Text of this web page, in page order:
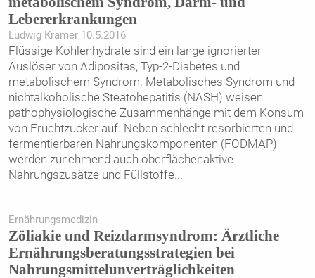
Lebererkrankungen
Ludwig Kramer 10.5.2016
Flüssige Kohlenhydrate sind ein lange ignorierter
Auslöser von Adipositas, Typ-2-Diabetes und
metabolischem Syndrom. Metabolisches Syndrom und
nichtalkoholische Steatohepatitis (NASH) weisen
pathophysio­logische Zusammenhänge mit dem Konsum
von Fruchtzucker auf. Neben schlecht resorbierten und
fermentierbaren Nahrungskomponenten (FODMAP)
werden zunehmend auch oberflächenaktive
Nahrungszusätze und Füllstoffe...
Ernährungsmedizin
Zöliakie und Reizdarmsyndrom: Ärztliche
Ernährungsberatungsstrategien bei
Nahrungsmittelunverträglichkeiten